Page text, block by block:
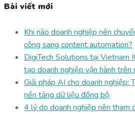
Bài viết mới
Khi nào doanh nghiệp nên
công sang content automation?
DigiTech Solutions tại Vietnam
tạo doanh nghiệp vận hành trên
Giải pháp AI cho doanh nghiệp:
nền tảng dữ liệu đồng bộ
4 lý do doanh nghiệp nên tham